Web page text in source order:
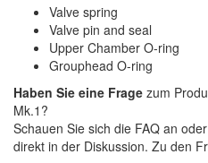
Valve spring
Valve pin and seal
Upper Chamber O-ring
Grouphead O-ring
Haben Sie eine Frage zum
Mk.1?
Schauen Sie sich die FAQ an
direkt in der Diskussion. Zu den